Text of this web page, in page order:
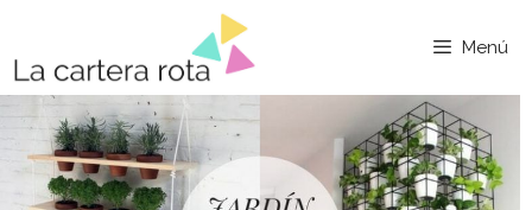
contenido
Menú